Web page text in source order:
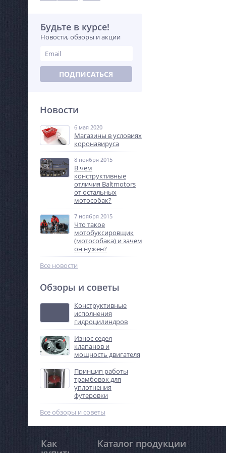
Будьте в курсе!
Новости, обзоры и акции
ПОДПИСАТЬСЯ
Новости
6 мая 2020
Магазины в условиях
коронавируса
8 ноября 2015
В чем
конструктивные
отличия Baltmotors
от остальных
мотособак?
7 ноября 2015
Что такое
мотобуксировщик
(мотособака) и зачем
он нужен?
Все новости
Обзоры и советы
Конструктивные
исполнения
гидроцилиндров
Износ седел
клапанов и
мощность двигателя
Принцип работы
трамбовок для
уплотнения
футеровки
Все обзоры и советы
Как Каталог продукции